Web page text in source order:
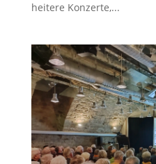
heitere Konzerte,...